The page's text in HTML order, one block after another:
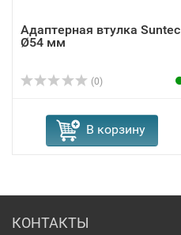
Адаптерная втулка Suntec
Ø54 мм
(0)
В корзину
КОНТАКТЫ